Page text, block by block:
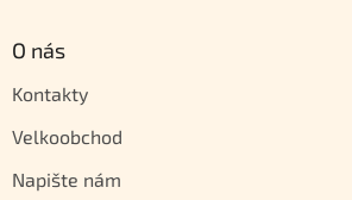
O nás
Kontakty
Velkoobchod
Napište nám